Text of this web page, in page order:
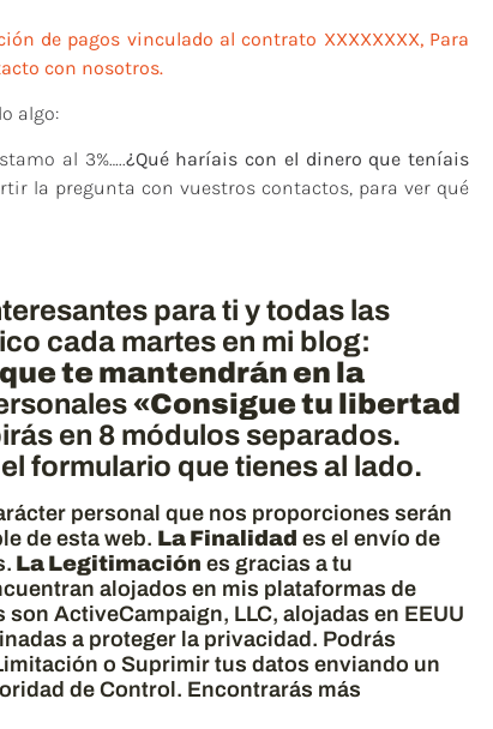
de pagos vinculado al contrato XXXXXXXX, Para
con nosotros.
algo:
al 3%…..¿Qué haríais con el dinero que teníais
la pregunta con vuestros contactos, para ver qué
para ti y todas las
cada martes en mi blog:
te mantendrán en la
«Consigue tu libertad
en 8 módulos separados.
formulario que tienes al lado.
personal que nos proporciones serán
de esta web. La Finalidad es el envío de
La Legitimación es gracias a tu
alojados en mis plataformas de
ActiveCampaign, LLC, alojadas en EEUU
a proteger la privacidad. Podrás
o Suprimir tus datos enviando un
de Control. Encontrarás más